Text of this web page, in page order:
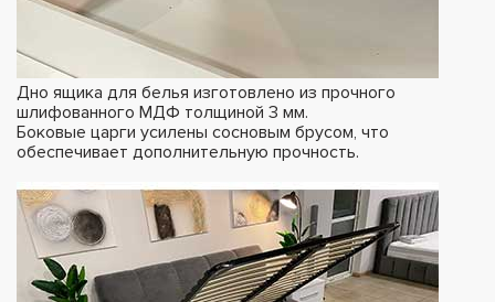
Дно ящика для белья изготовлено из прочного
шлифованного МДФ толщиной 3 мм.
Боковые царги усилены сосновым брусом, что
обеспечивает дополнительную прочность.